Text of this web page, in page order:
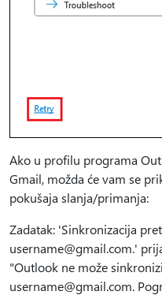
Ako u profilu programa
Gmail, možda će vam se
pokušaja slanja/primanja:
Zadatak: 'Sinkronizacija
username@gmail.com.'
"Outlook ne može
username@gmail.com.